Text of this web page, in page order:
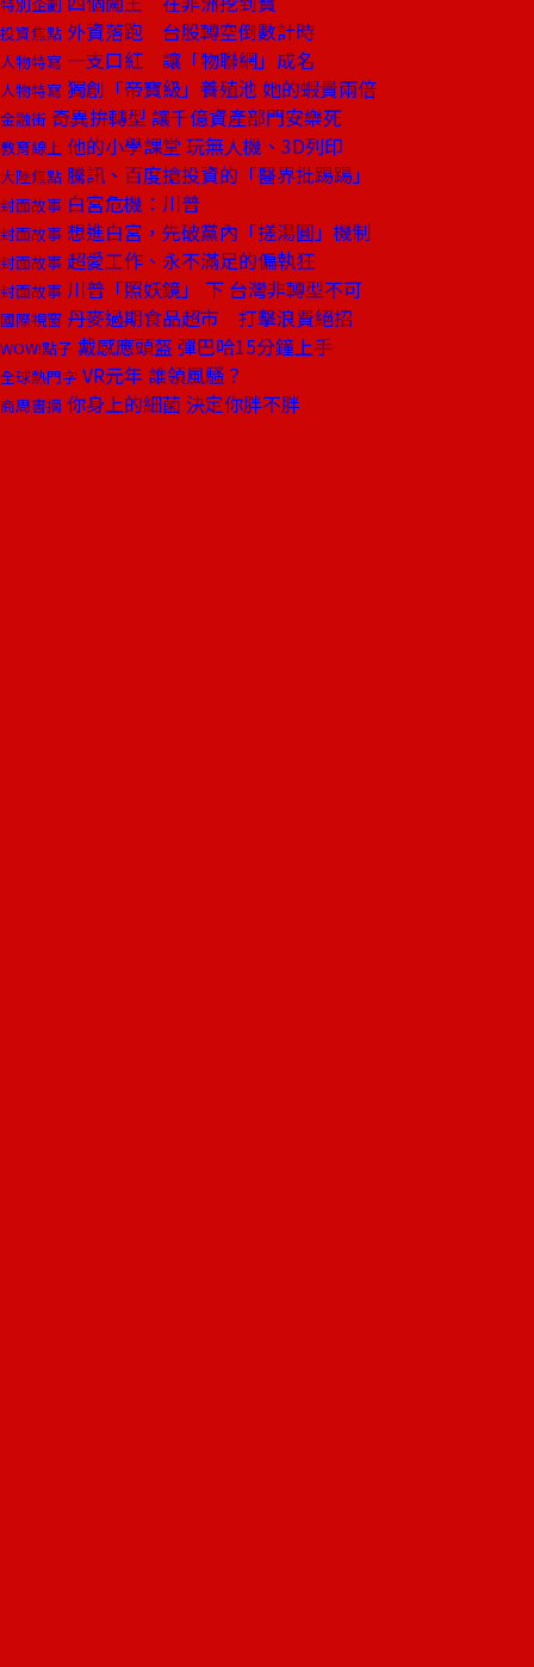
投資焦點 外資落跑 台股轉空倒數計時
人物特寫 一支口紅 讓「物聯網」成名
人物特寫 獨創「帝寶級」養殖池 她的蝦貴兩倍
金融街 奇異拚轉型 讓千億資產部門安樂死
教育線上 他的小學課堂 玩無人機、3D列印
大陸焦點 騰訊、百度搶投資的「醫界批踢踢」
封面故事 白宮危機：川普
封面故事 想進白宮，先破黨內「搓湯圓」機制
封面故事 超愛工作、永不滿足的偏執狂
封面故事 川普「照妖鏡」 下 台灣非轉型不可
國際視窗 丹麥過期食品超市 打擊浪費絕招
WOW!點子 戴感應頭盔 彈巴哈15分鐘上手
全球熱門字 VR元年 誰領風騷？
商周書摘 你身上的細菌 決定你胖不胖